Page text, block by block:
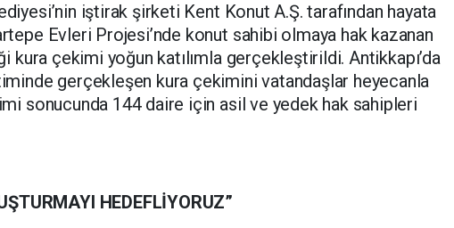
iştirak şirketi Kent Konut A.Ş. tarafından hayata
Evleri Projesi’nde konut sahibi olmaya hak kazanan
kura çekimi yoğun katılımla gerçekleştirildi. Antikkapı’da
gerçekleşen kura çekimini vatandaşlar heyecanla
sonucunda 144 daire için asil ve yedek hak sahipleri
HEDEFLİYORUZ”